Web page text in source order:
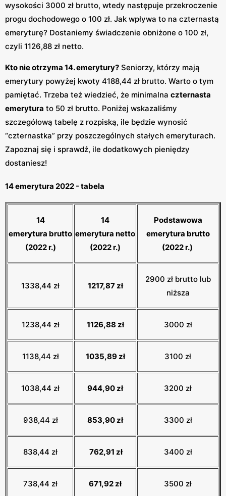
wysokości 3000 zł brutto, wtedy następuje przekroczenie
progu dochodowego o 100 zł. Jak wpływa to na czternastą
emeryturę? Dostaniemy świadczenie obniżone o 100 zł,
czyli 1126,88 zł netto.
Kto nie otrzyma 14. emerytury? Seniorzy, którzy mają
emerytury powyżej kwoty 4188,44 zł brutto. Warto o tym
pamiętać. Trzeba też wiedzieć, że minimalna czternasta
emerytura to 50 zł brutto. Poniżej wskazaliśmy
szczegółową tabelę z rozpiską, ile będzie wynosić
“czternastka” przy poszczególnych stałych emeryturach.
Zapoznaj się i sprawdź, ile dodatkowych pieniędzy
dostaniesz!
14 emerytura 2022 - tabela
14
emerytura brutto
(2022 r.)
14
emerytura netto
(2022 r.)
Podstawowa
emerytura brutto
(2022 r.)
1338,44 zł 1217,87 zł
2900 zł brutto lub
niższa
1238,44 zł 1126,88 zł 3000 zł
1138,44 zł 1035,89 zł 3100 zł
1038,44 zł 944,90 zł 3200 zł
938,44 zł 853,90 zł 3300 zł
838,44 zł 762,91 zł 3400 zł
738,44 zł 671,92 zł 3500 zł